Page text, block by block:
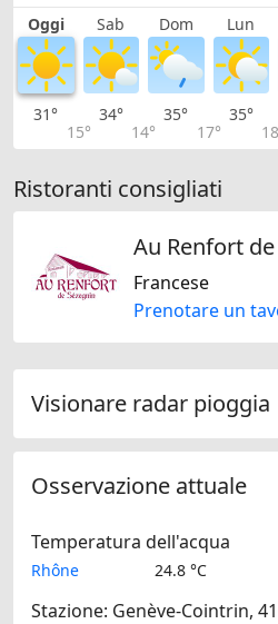
Oggi Sab Dom Lun
31°
15°
34°
14°
35°
17°
35°
Ristoranti consigliati
Au Renfort
Francese
Prenotare un
Visionare radar pioggia
Osservazione attuale
Temperatura dell'acqua
Rhône 24.8 °C
Stazione: Genève-Cointrin,